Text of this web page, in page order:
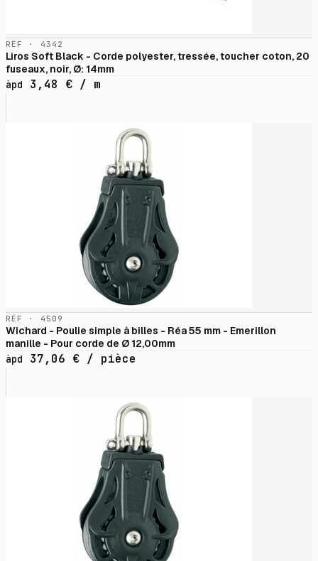
RÉF · 4342
Liros Soft Black - Corde polyester, tressée, toucher coton, 20
fuseaux, noir, Ø: 14mm
àpd
3,48 € / m
RÉF · 4509
Wichard - Poulie simple à billes - Réa 55 mm - Emerillon
manille - Pour corde de Ø 12,00mm
àpd
37,06 € / pièce